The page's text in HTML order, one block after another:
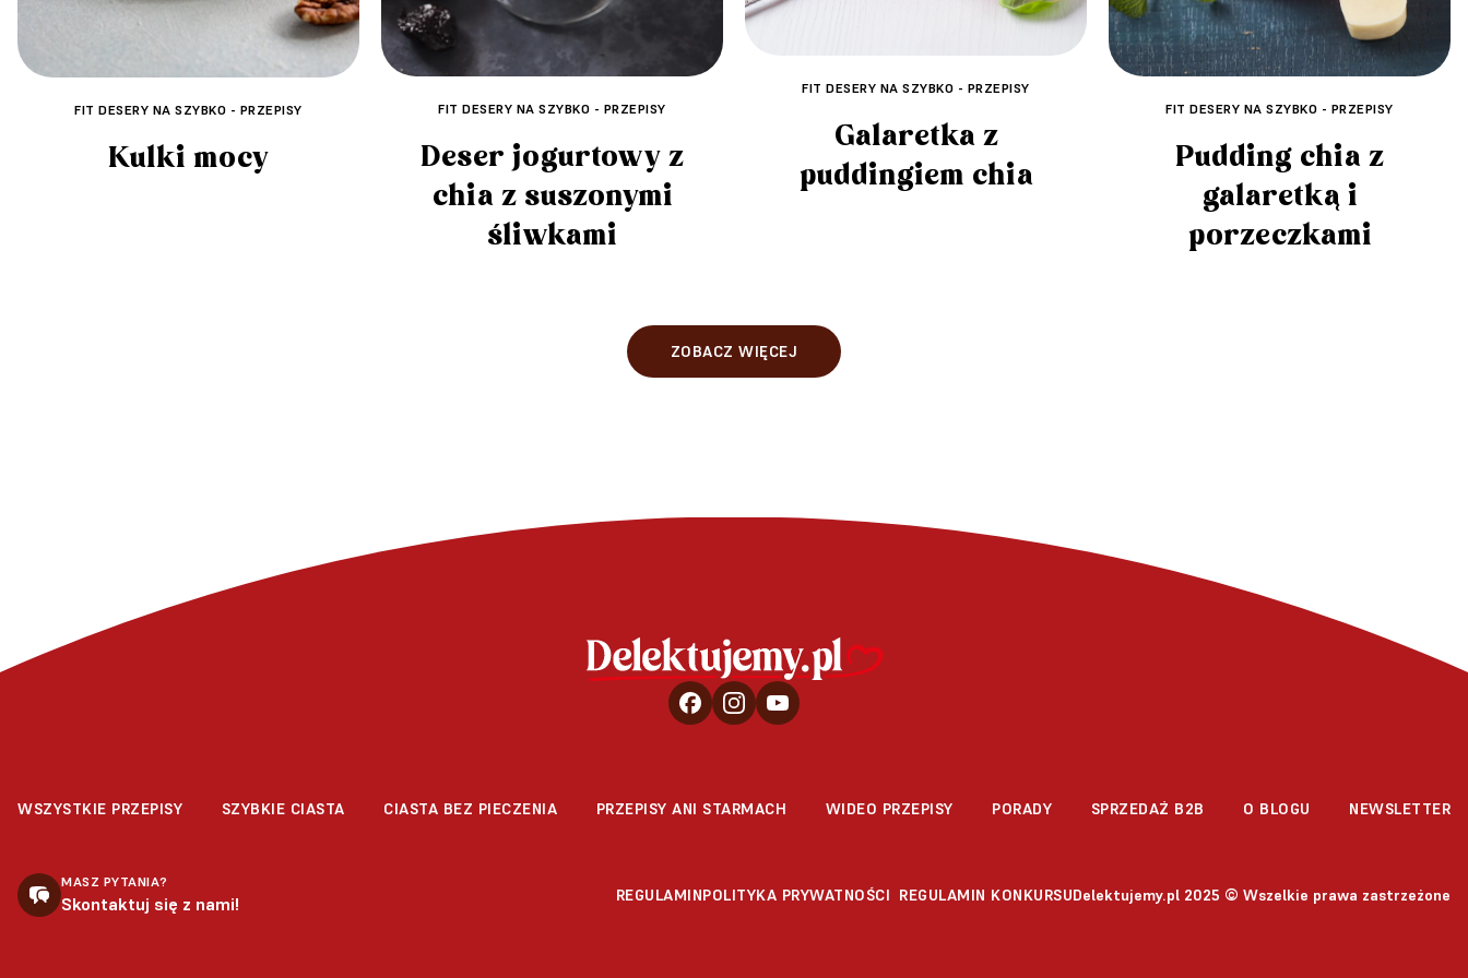
FIT DESERY NA SZYBKO - PRZEPISY
Kulki mocy
FIT DESERY NA SZYBKO - PRZEPISY
Deser jogurtowy z
chia z suszonymi
śliwkami
FIT DESERY NA SZYBKO - PRZEPISY
Galaretka z
puddingiem chia
FIT DESERY NA SZYBKO - PRZEPISY
Pudding chia z
galaretką i
porzeczkami
ZOBACZ WIĘCEJ
WSZYSTKIE PRZEPISY SZYBKIE CIASTA CIASTA BEZ PIECZENIA PRZEPISY ANI STARMACH WIDEO PRZEPISY PORADY SPRZEDAŻ B2B O BLOGU NEWSLETTER
MASZ PYTANIA?
Skontaktuj się z nami! REGULAMINPOLITYKA PRYWATNOŚCI REGULAMIN KONKURSUDelektujemy.pl 2025 © Wszelkie prawa zastrzeżone